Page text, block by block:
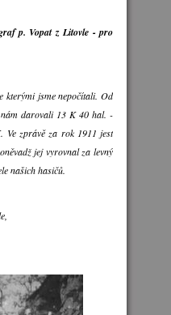
p. Vopat z Litovle - pro
kterými jsme nepočítali. Od
nám darovali 13 K 40 hal. -
Ve zprávě za rok 1911 jest
jej vyrovnal za levný
našich hasičů.